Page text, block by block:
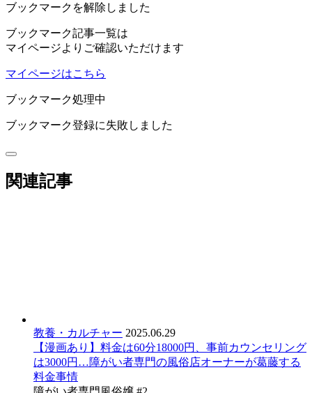
ブックマークを解除しました
ブックマーク記事一覧は
マイページよりご確認いただけます
マイページはこちら
ブックマーク処理中
ブックマーク登録に失敗しました
関連記事
教養・カルチャー 2025.06.29
【漫画あり】料金は60分18000円、事前カウンセリング
は3000円…障がい者専門の風俗店オーナーが葛藤する
料金事情